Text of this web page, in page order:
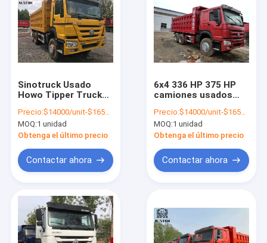
Sinotruck Usado
Howo Tipper Truck
de emisiones Euro 3
Precio:$14000/unit-$16500/unit
MOQ:1 unidad
Obtenga el último precio
Contactar ahora
6x4 336 HP 375 HP
camiones usados
Howo camiones de
remate
Precio:$14000/unit-$16500/unit
MOQ:1 unidad
Obtenga el último precio
Contactar ahora